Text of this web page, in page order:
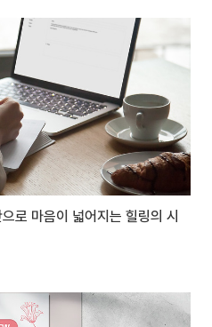
로 마음이 넓어지는 힐링의 시